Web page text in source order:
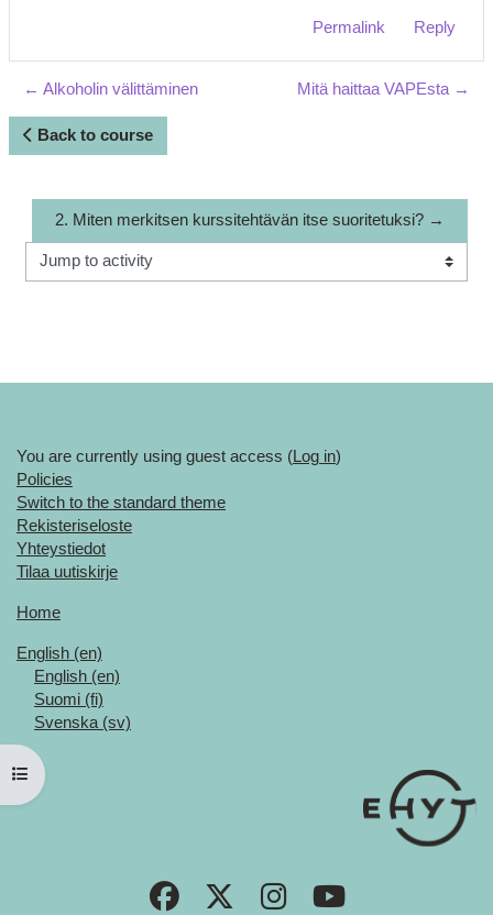
Open course index
Permalink Reply
← Alkoholin välittäminen Mitä haittaa VAPEsta →
Back to course
Jump to activity
2. Miten merkitsen kurssitehtävän itse suoritetuksi? →
You are currently using guest access (Log in)
Policies
Switch to the standard theme
Rekisteriseloste
Yhteystiedot
Tilaa uutiskirje
Home
English ‎(en)‎
English ‎(en)‎
Suomi ‎(fi)‎
Svenska ‎(sv)‎